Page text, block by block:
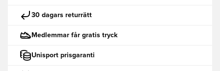
30 dagars returrätt
Medlemmar får gratis tryck
Unisport prisgaranti